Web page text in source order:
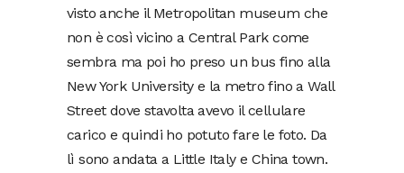
visto anche il Metropolitan museum che
non è così vicino a Central Park come
sembra ma poi ho preso un bus fino alla
New York University e la metro fino a Wall
Street dove stavolta avevo il cellulare
carico e quindi ho potuto fare le foto. Da
lì sono andata a Little Italy e China town.